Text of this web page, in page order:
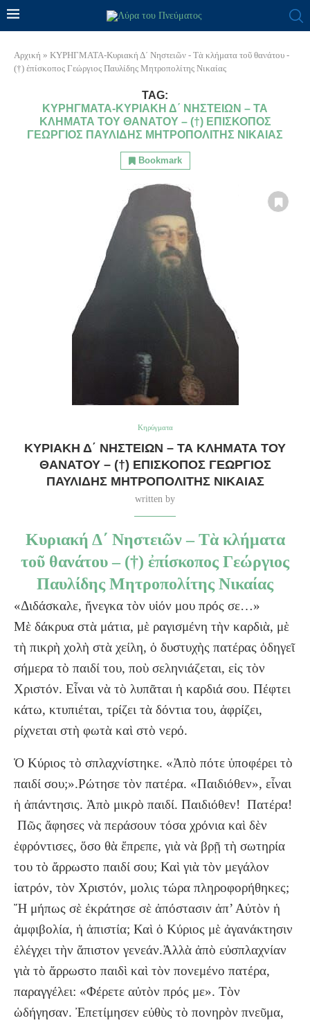
Αρχική » ΚΥΡΗΓΜΑΤΑ-Κυριακή Δ΄ Νηστειῶν - Τὰ κλήματα τοῦ θανάτου -
(†) ἐπίσκοπος Γεώργιος Παυλίδης Μητροπολίτης Νικαίας
TAG:
ΚΥΡΗΓΜΑΤΑ-ΚΥΡΙΑΚΉ Δ΄ ΝΗΣΤΕΙΩ͂Ν – ΤᾺ
ΚΛΉΜΑΤΑ ΤΟΥ͂ ΘΑΝΆΤΟΥ – (†) ἘΠΊΣΚΟΠΟΣ
ΓΕΏΡΓΙΟΣ ΠΑΥΛΊΔΗΣ ΜΗΤΡΟΠΟΛΊΤΗΣ ΝΙΚΑΊΑΣ
Bookmark
Κηρύγματα
ΚΥΡΙΑΚΉ Δ΄ ΝΗΣΤΕΙΩ͂Ν – ΤᾺ ΚΛΉΜΑΤΑ ΤΟΥ͂
ΘΑΝΆΤΟΥ – (†) ἘΠΊΣΚΟΠΟΣ ΓΕΏΡΓΙΟΣ
ΠΑΥΛΊΔΗΣ ΜΗΤΡΟΠΟΛΊΤΗΣ ΝΙΚΑΊΑΣ
written by
Κυριακή Δ΄ Νηστειῶν – Τὰ κλήματα
τοῦ θανάτου – (†) ἐπίσκοπος Γεώργιος
Παυλίδης Μητροπολίτης Νικαίας
«Διδάσκαλε, ἤνεγκα τὸν υἱόν μου πρός σε…»
Μὲ δάκρυα στὰ μάτια, μὲ ραγισμένη τὴν καρδιὰ, μὲ
τὴ πικρὴ χολὴ στὰ χείλη, ὁ δυστυχὴς πατέρας ὁδηγεῖ
σήμερα τὸ παιδί του, ποὺ σεληνιάζεται, εἰς τὸν
Χριστόν. Εἶναι νὰ τὸ λυπᾶται ἡ καρδιά σου. Πέφτει
κάτω, κτυπιέται, τρίζει τὰ δόντια του, ἀφρίζει,
ρίχνεται στὴ φωτὰ καὶ στὸ νερό.
Ὁ Κύριος τὸ σπλαχνίστηκε. «Ἀπὸ πότε ὑποφέρει τὸ
παιδί σου;».Ρώτησε τὸν πατέρα. «Παιδιόθεν», εἶναι
ἡ ἀπάντησις. Ἀπὸ μικρὸ παιδί. Παιδιόθεν! Πατέρα!
Πῶς ἄφησες νὰ περάσουν τόσα χρόνια καὶ δὲν
ἐφρόντισες, ὅσο θὰ ἔπρεπε, γιὰ νὰ βρῇ τὴ σωτηρία
του τὸ ἄρρωστο παιδί σου; Καὶ γιὰ τὸν μεγάλον
ἰατρόν, τὸν Χριστόν, μολις τώρα πληροφορήθηκες;
Ἤ μήπως σὲ ἐκράτησε σὲ ἀπόστασιν ἀπ’ Αὐτὸν ἡ
ἀμφιβολία, ἡ ἀπιστία; Καὶ ὁ Κύριος μὲ ἀγανάκτησιν
ἐλέγχει τὴν ἄπιστον γενεάν.Ἀλλὰ ἀπὸ εὐσπλαχνίαν
γιὰ τὸ ἄρρωστο παιδὶ καὶ τὸν πονεμένο πατέρα,
παραγγέλει: «Φέρετε αὐτὸν πρός με». Τὸν
ὡδήγησαν. Ἐπετίμησεν εὐθὺς τὸ πονηρὸν πνεῦμα,